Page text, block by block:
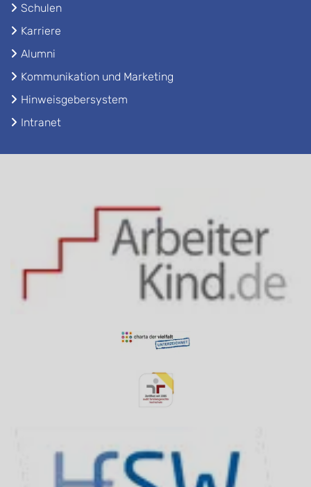
Schulen
Karriere
Alumni
Kommunikation und Marketing
Hinweisgebersystem
Intranet